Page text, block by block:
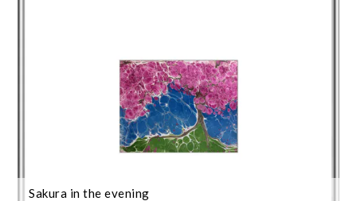
Sakura in the evening